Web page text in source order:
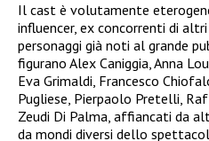
Il cast è volutamente
influencer, ex concorrenti di
personaggi già noti al grande
figurano Alex Caniggia, Anna
Eva Grimaldi, Francesco
Pugliese, Pierpaolo Pretelli,
Zeudi Di Palma, affiancati da
da mondi diversi dello